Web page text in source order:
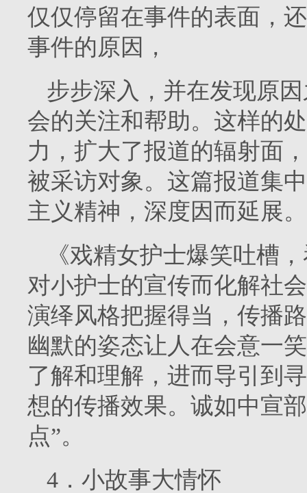
仅仅停留在事件的表面，
事件的原因，
步步深入，并在发现原
会的关注和帮助。这样的
力，扩大了报道的辐射面
被采访对象。这篇报道集
主义精神，深度因而延展。
《戏精女护士爆笑吐槽
对小护士的宣传而化解社
演绎风格把握得当，传播
幽默的姿态让人在会意一
了解和理解，进而导引到
想的传播效果。诚如中宣
点”。
4．小故事大情怀